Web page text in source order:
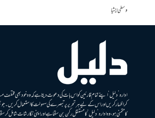
وسطی ایشیا
ادارہ ’دلیل‘ اپنے تمام قارئین کو اس بات کی دعوت دیتا ہے کہ وہ خود بھی مختلف
کر اظہار کریں اور اس کے لیے ہر تحریر پر تبصرے کی سہولت کا استعمال کریں۔
کا متمنی ہو، وہ ادارہ ’دلیل‘ کا مستقل رکن بن سکتا ہے اور اپنی نگارشات شامل